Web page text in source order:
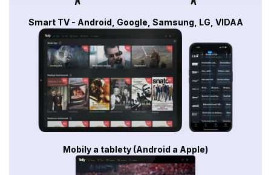
Smart TV - Android, Google, Samsung, LG, VIDAA
Mobily a tablety (Android a Apple)